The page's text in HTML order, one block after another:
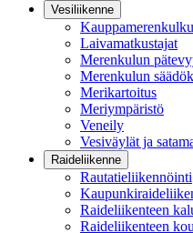
Vesiliikenne
Kauppamerenkulku
Laivamatkustajat
Merenkulun
Merenkulun
Merikartoitus
Meriympäristö
Veneily
Vesiväylät ja
Raideliikenne
Rautatieliikennöinti
Raideliikenteen
Raideliikenteen